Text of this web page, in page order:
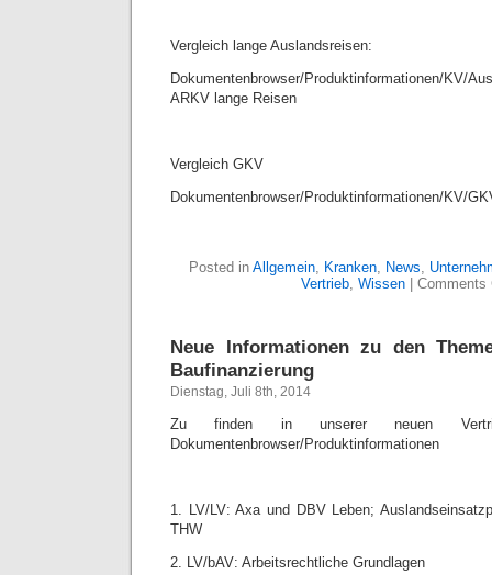
Vergleich lange Auslandsreisen:
Dokumentenbrowser/Produktinformationen/KV/
ARKV lange Reisen
Vergleich GKV
Dokumentenbrowser/Produktinformationen/KV/
Posted in Allgemein, Kranken, News,
Vertrieb, Wissen| Comments
Neue Informationen zu den
Baufinanzierung
Dienstag, Juli 8th, 2014
Zu finden in unserer neuen
Dokumentenbrowser/Produktinformationen
1. LV/LV: Axa und DBV Leben;
THW
2. LV/bAV: Arbeitsrechtliche Grundlagen